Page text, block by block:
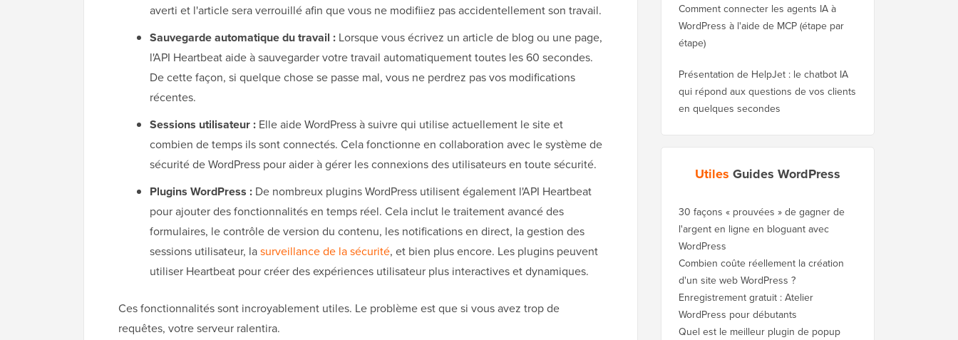
averti et l'article sera verrouillé afin que vous ne modifiiez pas accidentellement son travail.
Sauvegarde automatique du travail : Lorsque vous écrivez un article de blog ou une page,
l'API Heartbeat aide à sauvegarder votre travail automatiquement toutes les 60 secondes.
De cette façon, si quelque chose se passe mal, vous ne perdrez pas vos modifications
récentes.
Sessions utilisateur : Elle aide WordPress à suivre qui utilise actuellement le site et
combien de temps ils sont connectés. Cela fonctionne en collaboration avec le système de
sécurité de WordPress pour aider à gérer les connexions des utilisateurs en toute sécurité.
Plugins WordPress : De nombreux plugins WordPress utilisent également l'API Heartbeat
pour ajouter des fonctionnalités en temps réel. Cela inclut le traitement avancé des
formulaires, le contrôle de version du contenu, les notifications en direct, la gestion des
sessions utilisateur, lasurveillance de la sécurité, et bien plus encore. Les plugins peuvent
utiliser Heartbeat pour créer des expériences utilisateur plus interactives et dynamiques.
Ces fonctionnalités sont incroyablement utiles. Le problème est que si vous avez trop de
requêtes, votre serveur ralentira.
Comment connecter les agents IA à
WordPress à l'aide de MCP (étape par
étape)
Présentation de HelpJet : le chatbot IA
qui répond aux questions de vos clients
en quelques secondes
Utiles Guides WordPress
30 façons « prouvées » de gagner de
l'argent en ligne en bloguant avec
WordPress
Combien coûte réellement la création
d'un site web WordPress ?
Enregistrement gratuit : Atelier
WordPress pour débutants
Quel est le meilleur plugin de popup